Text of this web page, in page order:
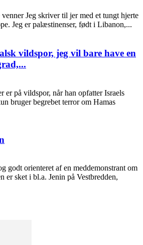
Jeg skriver til jer med et tungt hjerte
Jeg er palæstinenser, født i Libanon,...
vildspor, jeg vil bare have en
er på vildspor, når han opfatter Israels
bruger begrebet terror om Hamas
orienteret af en meddemonstrant om
er sket i bl.a. Jenin på Vestbredden,